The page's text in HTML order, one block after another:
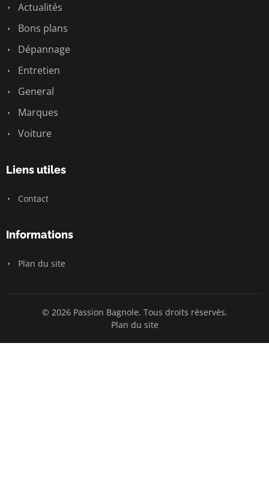
Actualités
Bons plans
Dépannage
Entretien
General
Marques
Voiture
Liens utiles
Contact
Informations
Plan du site
© 2026 Passion Bagnole. Tous droits réservés.
Plan du site